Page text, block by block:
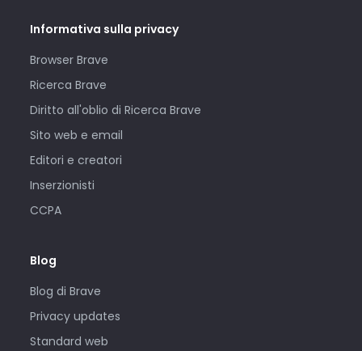
Informativa sulla privacy
Browser Brave
Ricerca Brave
Diritto all'oblio di Ricerca Brave
Sito web e email
Editori e creatori
Inserzionisti
CCPA
Blog
Blog di Brave
Privacy updates
Standard web